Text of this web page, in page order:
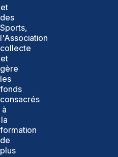
et
des
Sports,
l'Association
collecte
et
gère
les
fonds
consacrés
à
la
formation
de
plus